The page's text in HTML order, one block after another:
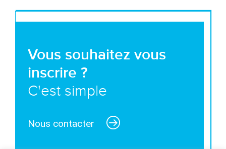
Vous souhaitez vous
inscrire ?
C'est simple
Nous contacter